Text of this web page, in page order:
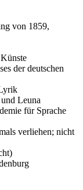
von 1859,
der deutschen
Leuna
für Sprache
verliehen; nicht